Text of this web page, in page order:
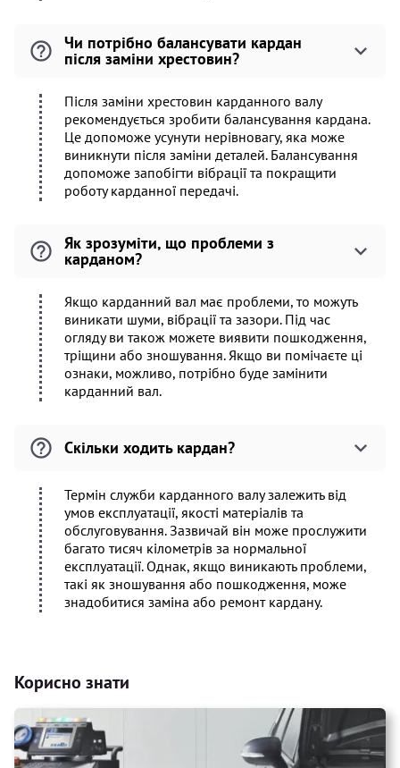
Чи потрібно балансувати кардан
після заміни хрестовин?
Після заміни хрестовин карданного валу
рекомендується зробити балансування кардана.
Це допоможе усунути нерівновагу, яка може
виникнути після заміни деталей. Балансування
допоможе запобігти вібрації та покращити
роботу карданної передачі.
Як зрозуміти, що проблеми з
карданом?
Якщо карданний вал має проблеми, то можуть
виникати шуми, вібрації та зазори. Під час
огляду ви також можете виявити пошкодження,
тріщини або зношування. Якщо ви помічаєте ці
ознаки, можливо, потрібно буде замінити
карданний вал.
Скільки ходить кардан?
Термін служби карданного валу залежить від
умов експлуатації, якості матеріалів та
обслуговування. Зазвичай він може прослужити
багато тисяч кілометрів за нормальної
експлуатації. Однак, якщо виникають проблеми,
такі як зношування або пошкодження, може
знадобитися заміна або ремонт кардану.
Корисно знати